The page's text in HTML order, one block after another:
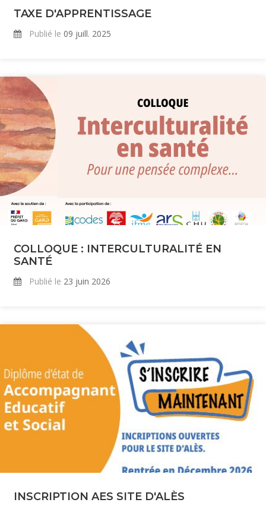
TAXE D'APPRENTISSAGE
Publié le 09 juill. 2025
COLLOQUE : INTERCULTURALITÉ EN
SANTÉ
Publié le 23 juin 2026
INSCRIPTION AES SITE D'ALÈS